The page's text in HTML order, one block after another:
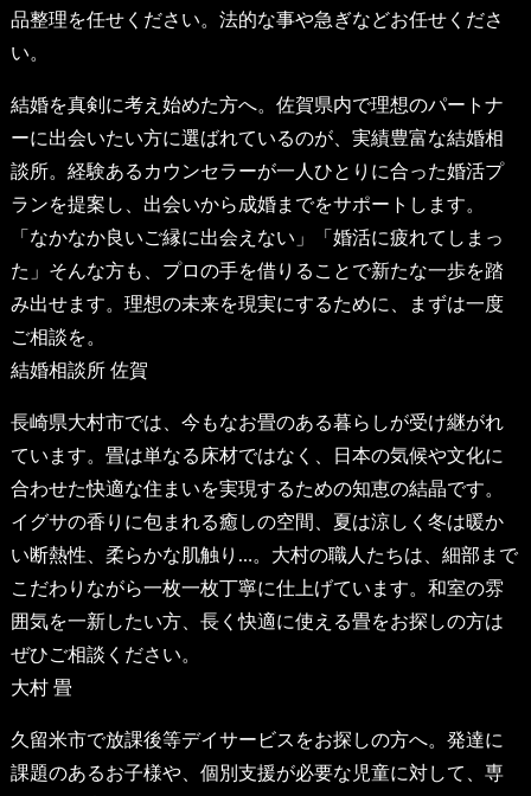
品整理を任せください。法的な事や急ぎなどお任せくださ
い。
結婚を真剣に考え始めた方へ。佐賀県内で理想のパートナ
ーに出会いたい方に選ばれているのが、実績豊富な結婚相
談所。経験あるカウンセラーが一人ひとりに合った婚活プ
ランを提案し、出会いから成婚までをサポートします。
「なかなか良いご縁に出会えない」「婚活に疲れてしまっ
た」そんな方も、プロの手を借りることで新たな一歩を踏
み出せます。理想の未来を現実にするために、まずは一度
ご相談を。
結婚相談所 佐賀
長崎県大村市では、今もなお畳のある暮らしが受け継がれ
ています。畳は単なる床材ではなく、日本の気候や文化に
合わせた快適な住まいを実現するための知恵の結晶です。
イグサの香りに包まれる癒しの空間、夏は涼しく冬は暖か
い断熱性、柔らかな肌触り…。大村の職人たちは、細部まで
こだわりながら一枚一枚丁寧に仕上げています。和室の雰
囲気を一新したい方、長く快適に使える畳をお探しの方は
ぜひご相談ください。
大村 畳
久留米市で放課後等デイサービスをお探しの方へ。発達に
課題のあるお子様や、個別支援が必要な児童に対して、専